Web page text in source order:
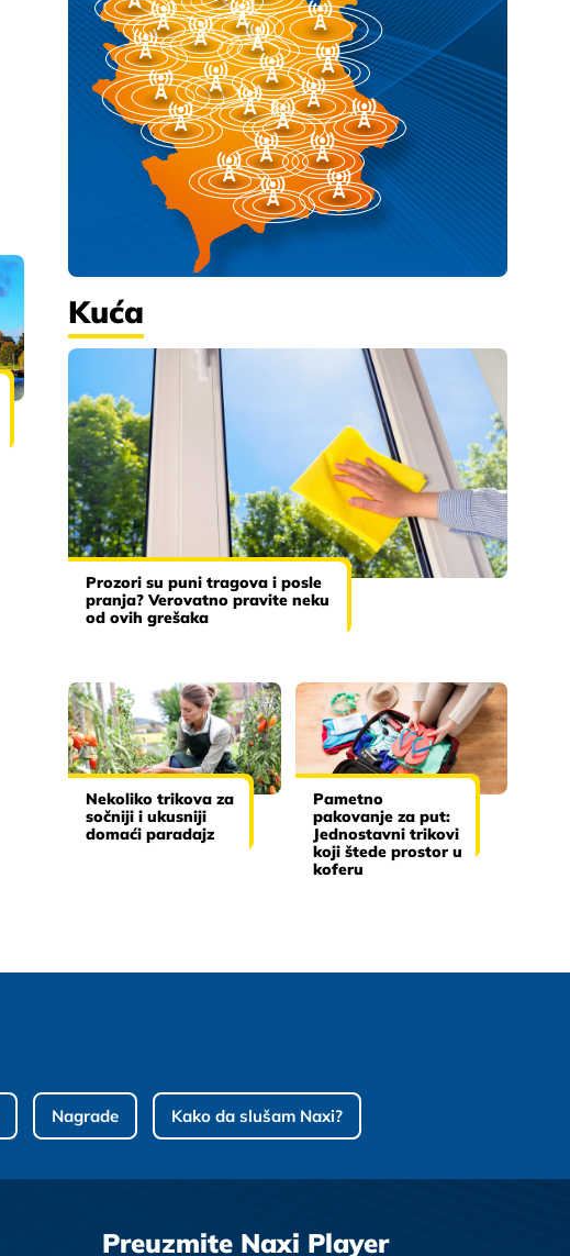
Kuća
Prozori su puni tragova i posle
pranja? Verovatno pravite neku
od ovih grešaka
Nekoliko trikova za
sočniji i ukusniji
domaći paradajz
Pametno
pakovanje za put:
Jednostavni trikovi
koji štede prostor u
koferu
Nagrade Kako da slušam Naxi?
Preuzmite Naxi Player